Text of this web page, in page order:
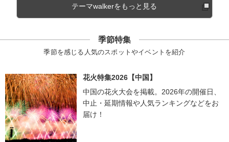
テーマwalkerをもっと見る
季節特集
季節を感じる人気のスポットやイベントを紹介
花火特集2026【中国】
中国の花火大会を掲載。2026年の開催日、
中止・延期情報や人気ランキングなどをお
届け！